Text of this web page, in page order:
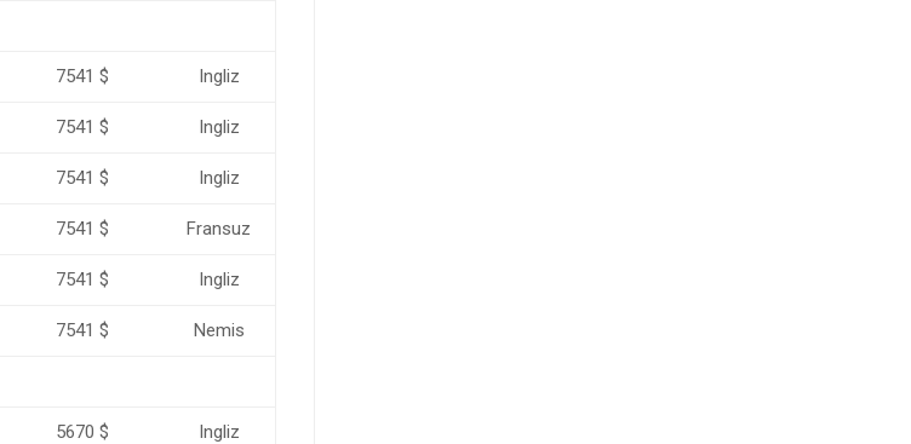
7541 $ Ingliz
7541 $ Ingliz
7541 $ Ingliz
7541 $ Fransuz
7541 $ Ingliz
7541 $ Nemis
5670 $ Ingliz